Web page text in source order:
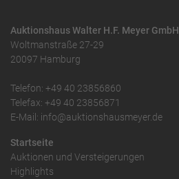
Auktionshaus Walter H.F. Meyer GmbH
Woltmanstraße 27-29
20097 Hamburg
Telefon: +49 40 23856860
Telefax: +49 40 23856871
E-Mail: info@auktionshausmeyer.de
Startseite
Auktionen und Versteigerungen
Highlights